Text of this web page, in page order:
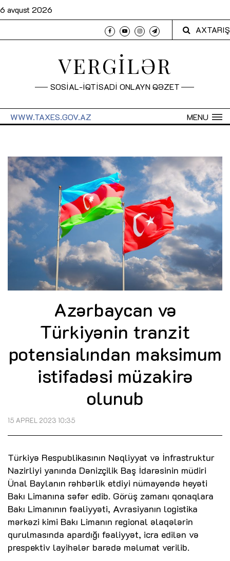
6 avqust 2026
AXTARIŞ
VERGİLƏR
SOSİAL-İQTİSADİ ONLAYN QƏZET
MENU
WWW.TAXES.GOV.AZ
Azərbaycan və
Türkiyənin tranzit
potensialından maksimum
istifadəsi müzakirə
olunub
15 APREL 2023 10:35
Türkiyə Respublikasının Nəqliyyat və İnfrastruktur
Nazirliyi yanında Dənizçilik Baş İdarəsinin müdiri
Ünal Baylanın rəhbərlik etdiyi nümayəndə heyəti
Bakı Limanına səfər edib. Görüş zamanı qonaqlara
Bakı Limanının fəaliyyəti, Avrasiyanın logistika
mərkəzi kimi Bakı Limanın regional əlaqələrin
qurulmasında apardığı fəaliyyət, icra edilən və
prespektiv layihələr barədə məlumat verilib.